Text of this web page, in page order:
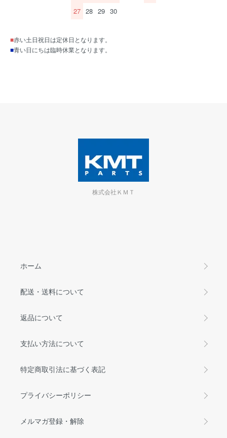
27 28 29 30
■赤い土日祝日は定休日となります。
■青い日にちは臨時休業となります。
株式会社ＫＭＴ
ホーム
配送・送料について
返品について
支払い方法について
特定商取引法に基づく表記
プライバシーポリシー
メルマガ登録・解除